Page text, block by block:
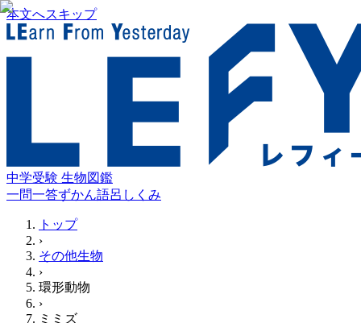
本文へスキップ
中学受験 生物図鑑
一問一答ずかん語呂 しくみ
トップ
›
その他生物
›
環形動物
›
ミミズ